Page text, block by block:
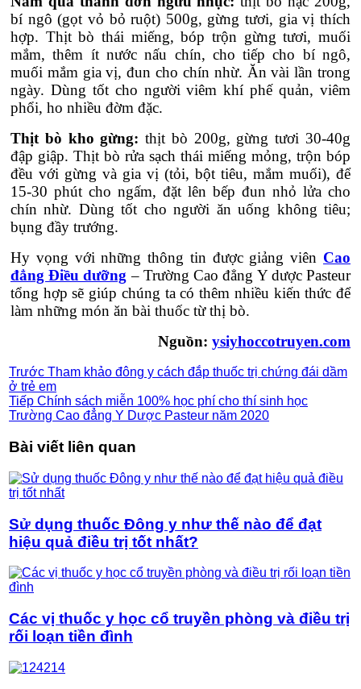
bí ngô (gọt vỏ bỏ ruột) 500g, gừng tươi, gia vị thích
hợp. Thịt bò thái miếng, bóp trộn gừng tươi, muối
mắm, thêm ít nước nấu chín, cho tiếp cho bí ngô,
muối mắm gia vị, đun cho chín nhừ. Ăn vài lần trong
ngày. Dùng tốt cho người viêm khí phế quản, viêm
phổi, ho nhiều đờm đặc.
Thịt bò kho gừng:thịt bò 200g, gừng tươi 30-40g
đập giập. Thịt bò rửa sạch thái miếng mỏng, trộn bóp
đều với gừng và gia vị (tỏi, bột tiêu, mắm muối), để
15-30 phút cho ngấm, đặt lên bếp đun nhỏ lửa cho
chín nhừ. Dùng tốt cho người ăn uống không tiêu;
bụng đầy trướng.
Hy vọng với những thông tin được giảng viên Cao
đẳng Điều dưỡng – Trường Cao đẳng Y dược Pasteur
tổng hợp sẽ giúp chúng ta có thêm nhiều kiến thức để
làm những món ăn bài thuốc từ thị bò.
Nguồn: ysiyhoccotruyen.com
Trước Tham khảo đông y cách đắp thuốc trị chứng đái dầm
ở trẻ em
Tiếp Chính sách miễn 100% học phí cho thí sinh học
Trường Cao đẳng Y Dược Pasteur năm 2020
Bài viết liên quan
Sử dụng thuốc Đông y như thế nào để đạt
hiệu quả điều trị tốt nhất?
Các vị thuốc y học cổ truyền phòng và điều trị
rối loạn tiền đình